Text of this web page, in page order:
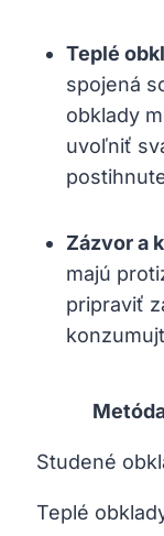
Teplé
spojená
obklady
uvoľniť
Zázvor a
majú
pripraviť
Studené
Teplé